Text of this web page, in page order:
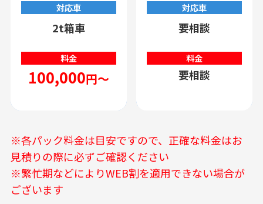
対応車
2t箱車
料金
100,000円～
対応車
要相談
料金
要相談
※各パック料金は目安ですので、正確な料金はお
見積りの際に必ずご確認ください
※繁忙期などによりWEB割を適用できない場合が
ございます